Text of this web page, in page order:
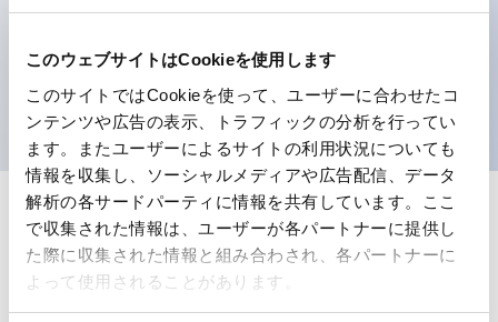
このウェブサイトはCookieを使用します
このサイトではCookieを使って、ユーザーに合わせたコ
ンテンツや広告の表示、トラフィックの分析を行ってい
ます。またユーザーによるサイトの利用状況についても
情報を収集し、ソーシャルメディアや広告配信、データ
解析の各サードパーティに情報を共有しています。ここ
で収集された情報は、ユーザーが各パートナーに提供し
た際に収集された情報と組み合わされ、各パートナーに
よって使用されることがあります。
保護構造は防噴流IP65（IEC 60529）
UL、CSA、TÜV、CCC認証品。
仕様 すべて展開
形状仕様